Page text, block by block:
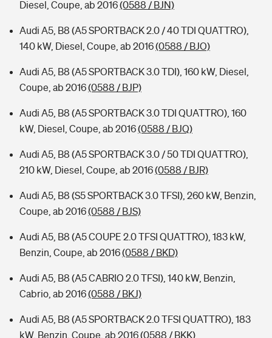
Diesel, Coupe, ab 2016(0588 / BJN)
Audi A5, B8 (A5 SPORTBACK 2.0 / 40 TDI QUATTRO),
140 kW, Diesel, Coupe, ab 2016(0588 / BJO)
Audi A5, B8 (A5 SPORTBACK 3.0 TDI), 160 kW, Diesel,
Coupe, ab 2016(0588 / BJP)
Audi A5, B8 (A5 SPORTBACK 3.0 TDI QUATTRO), 160
kW, Diesel, Coupe, ab 2016(0588 / BJQ)
Audi A5, B8 (A5 SPORTBACK 3.0 / 50 TDI QUATTRO),
210 kW, Diesel, Coupe, ab 2016(0588 / BJR)
Audi A5, B8 (S5 SPORTBACK 3.0 TFSI), 260 kW, Benzin,
Coupe, ab 2016(0588 / BJS)
Audi A5, B8 (A5 COUPE 2.0 TFSI QUATTRO), 183 kW,
Benzin, Coupe, ab 2016(0588 / BKD)
Audi A5, B8 (A5 CABRIO 2.0 TFSI), 140 kW, Benzin,
Cabrio, ab 2016(0588 / BKJ)
Audi A5, B8 (A5 SPORTBACK 2.0 TFSI QUATTRO), 183
kW, Benzin, Coupe, ab 2016(0588 / BKK)